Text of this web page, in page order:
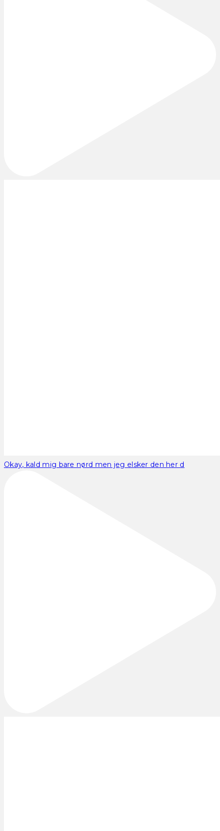
Okay, kald mig bare nørd men jeg elsker den her d